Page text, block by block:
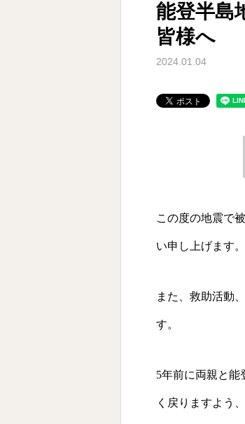
能登半島
皆様へ
2024.01.04
この度の地震で
い申し上げます。
また、救助活動
す。
5年前に両親と能
く戻りますよう